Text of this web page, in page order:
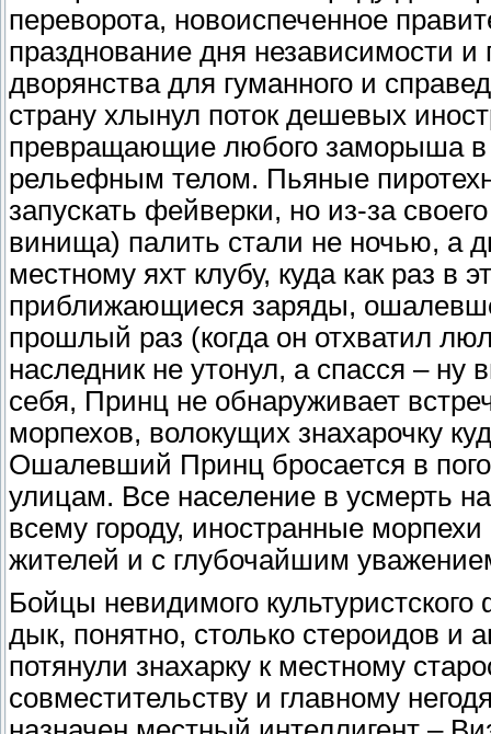
переворота, новоиспеченное
празднование дня независимости и
дворянства для гуманного и
страну хлынул поток дешевых
превращающие любого заморыша
рельефным телом. Пьяные
запускать фейверки, но из-за
винища) палить стали не ночью, а
местному яхт клубу, куда как раз в
приближающиеся заряды,
прошлый раз (когда он отхватил
наследник не утонул, а спасся –
себя, Принц не обнаруживает
морпехов, волокущих знахарочку
Ошалевший Принц бросается в
улицам. Все население в усмерть
всему городу, иностранные
жителей и с глубочайшим
Бойцы невидимого
дык, понятно, столько стероидов и
потянули знахарку к местному
совместительству и главному